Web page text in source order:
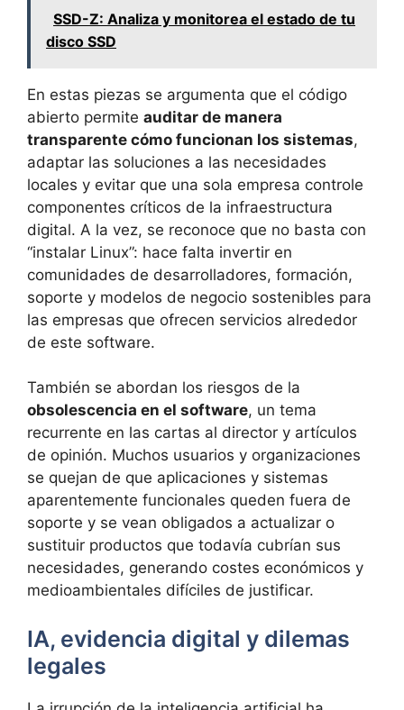
SSD-Z: Analiza y monitorea el estado de tu
disco SSD
En estas piezas se argumenta que el código
abierto permite auditar de manera
transparente cómo funcionan los sistemas,
adaptar las soluciones a las necesidades
locales y evitar que una sola empresa controle
componentes críticos de la infraestructura
digital. A la vez, se reconoce que no basta con
“instalar Linux”: hace falta invertir en
comunidades de desarrolladores, formación,
soporte y modelos de negocio sostenibles para
las empresas que ofrecen servicios alrededor
de este software.
También se abordan los riesgos de la
obsolescencia en el software, un tema
recurrente en las cartas al director y artículos
de opinión. Muchos usuarios y organizaciones
se quejan de que aplicaciones y sistemas
aparentemente funcionales queden fuera de
soporte y se vean obligados a actualizar o
sustituir productos que todavía cubrían sus
necesidades, generando costes económicos y
medioambientales difíciles de justificar.
IA, evidencia digital y dilemas
legales